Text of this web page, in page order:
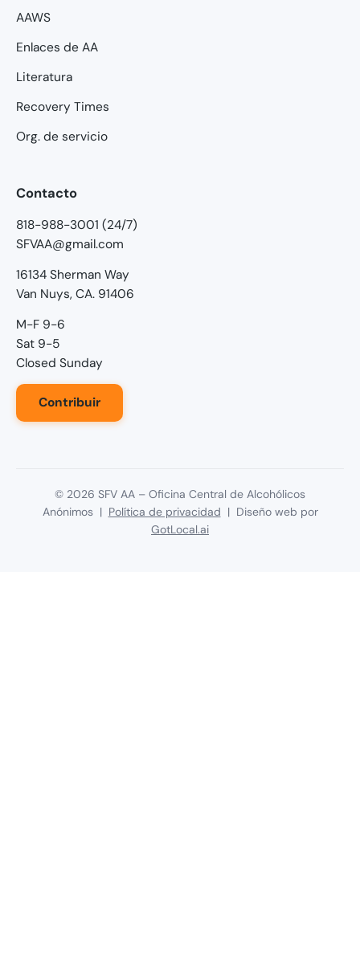
AAWS
Enlaces de AA
Literatura
Recovery Times
Org. de servicio
Contacto
818-988-3001 (24/7)
SFVAA@gmail.com
16134 Sherman Way
Van Nuys, CA. 91406
M-F 9-6
Sat 9-5
Closed Sunday
Contribuir
© 2026 SFV AA – Oficina Central de Alcohólicos
Anónimos | Política de privacidad | Diseño web por
GotLocal.ai